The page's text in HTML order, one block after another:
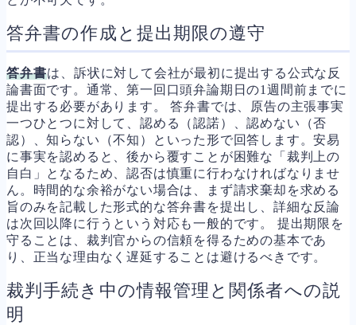
答弁書の作成と提出期限の遵守
答弁書は、訴状に対して会社が最初に提出する公式な反
論書面です。通常、第一回口頭弁論期日の1週間前までに
提出する必要があります。 答弁書では、原告の主張事実
一つひとつに対して、認める（認諾）、認めない（否
認）、知らない（不知）といった形で回答します。安易
に事実を認めると、後から覆すことが困難な「裁判上の
自白」となるため、認否は慎重に行わなければなりませ
ん。時間的な余裕がない場合は、まず請求棄却を求める
旨のみを記載した形式的な答弁書を提出し、詳細な反論
は次回以降に行うという対応も一般的です。 提出期限を
守ることは、裁判官からの信頼を得るための基本であ
り、正当な理由なく遅延することは避けるべきです。
裁判手続き中の情報管理と関係者への説
明